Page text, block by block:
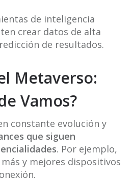
de inteligencia
crear datos de alta
de resultados.
Metaverso:
Vamos?
constante evolución y
que siguen
. Por ejemplo,
y mejores dispositivos